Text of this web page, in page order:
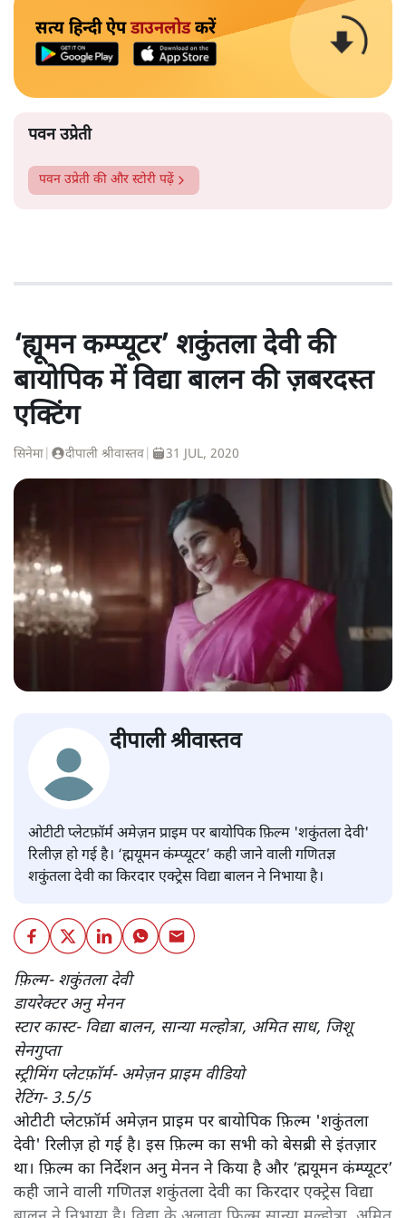
सत्य हिन्दी ऐपडाउनलोडकरें
पवन उप्रेती
पवन उप्रेती की और स्टोरी पढ़ें
‘ह्यूमन कम्प्यूटर’ शकुंतला देवी की
बायोपिक में विद्या बालन की ज़बरदस्त
एक्टिंग
सिनेमा दीपाली श्रीवास्तव 31 JUL, 2020
दीपाली श्रीवास्तव
ओटीटी प्लेटफ़ॉर्म अमेज़न प्राइम पर बायोपिक फ़िल्म 'शकुंतला देवी'
रिलीज़ हो गई है। ‘ह्मयूमन कंम्प्यूटर’ कही जाने वाली गणितज्ञ
शकुंतला देवी का किरदार एक्ट्रेस विद्या बालन ने निभाया है।
फ़िल्म- शकुंतला देवी
डायरेक्टर अनु मेनन
स्टार कास्ट- विद्या बालन, सान्या मल्होत्रा, अमित साध, जिशू
सेनगुप्ता
स्ट्रीमिंग प्लेटफ़ॉर्म- अमेज़न प्राइम वीडियो
रेटिंग- 3.5/5
ओटीटी प्लेटफ़ॉर्म अमेज़न प्राइम पर बायोपिक फ़िल्म 'शकुंतला
देवी' रिलीज़ हो गई है। इस फ़िल्म का सभी को बेसब्री से इंतज़ार
था। फ़िल्म का निर्देशन अनु मेनन ने किया है और ‘ह्मयूमन कंम्प्यूटर’
कही जाने वाली गणितज्ञ शकुंतला देवी का किरदार एक्ट्रेस विद्या